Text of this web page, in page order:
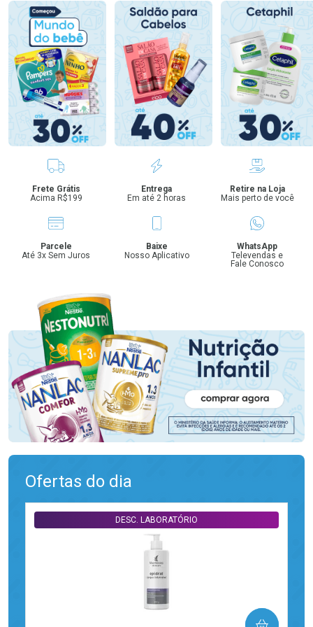
Benefícios
Frete Grátis
Acima R$199
Entrega
Em até 2 horas
Retire na Loja
Mais perto de você
Parcele
Até 3x Sem Juros
Baixe
Nosso Aplicativo
WhatsApp
Televendas e
Fale Conosco
Ofertas do dia
DESC. LABORATÓRIO
COMPRAR